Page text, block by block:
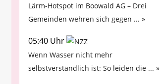
Lärm-Hotspot im Boowald AG – Drei
Gemeinden wehren sich gegen ... »
05:40 Uhr
Wenn Wasser nicht mehr
selbstverständlich ist: So leiden die ... »